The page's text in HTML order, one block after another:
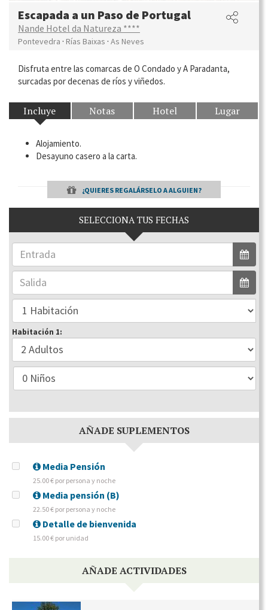
Escapada a un Paso de Portugal
Nande Hotel da Natureza ****
Pontevedra · Rías Baixas · As Neves
Disfruta entre las comarcas de O Condado y A Paradanta,
surcadas por decenas de ríos y viñedos.
Incluye Notas Hotel Lugar
Alojamiento.
Desayuno casero a la carta.
¿QUIERES REGALÁRSELO A ALGUIEN?
SELECCIONA TUS FECHAS
Habitación 1:
AÑADE SUPLEMENTOS
Media Pensión
25.00 € por persona y noche
Media pensión (B)
22.50 € por persona y noche
Detalle de bienvenida
15.00 € por unidad
AÑADE ACTIVIDADES